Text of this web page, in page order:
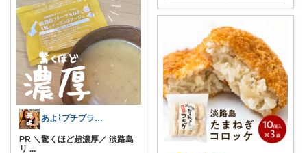
あよ⌇プチプラ大好き男の子ママ♥
PR ＼驚くほど超濃厚／ 淡路島
リ ...